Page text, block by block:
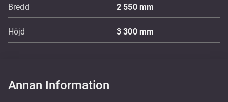
Bredd 2 550 mm
Höjd 3 300 mm
Annan Information